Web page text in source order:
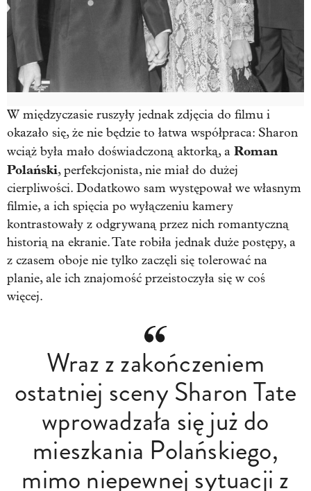
W międzyczasie ruszyły jednak zdjęcia do filmu i
okazało się, że nie będzie to łatwa współpraca: Sharon
wciąż była mało doświadczoną aktorką, a Roman
Polański, perfekcjonista, nie miał do dużej
cierpliwości. Dodatkowo sam występował we własnym
filmie, a ich spięcia po wyłączeniu kamery
kontrastowały z odgrywaną przez nich romantyczną
historią na ekranie. Tate robiła jednak duże postępy, a
z czasem oboje nie tylko zaczęli się tolerować na
planie, ale ich znajomość przeistoczyła się w coś
więcej.
Wraz z zakończeniem
ostatniej sceny Sharon Tate
wprowadzała się już do
mieszkania Polańskiego,
mimo niepewnej sytuacji z